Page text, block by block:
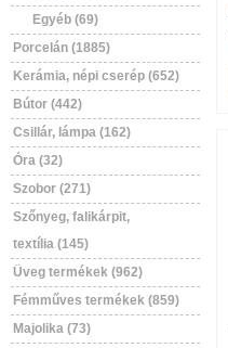
Egyéb (69)
Porcelán (1885)
Kerámia, népi cserép (652)
Bútor (442)
Csillár, lámpa (162)
Óra (32)
Szobor (271)
Szőnyeg, falikárpit,
textília (145)
Üveg termékek (962)
Fémműves termékek (859)
Majolika (73)